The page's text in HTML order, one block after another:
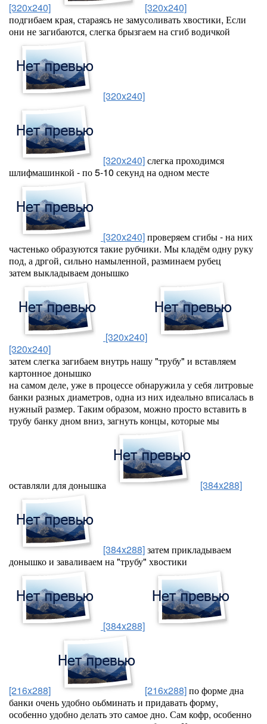
[320x240]
[320x240]
подгибаем края, стараясь не замусоливать хвостики, Если
они не загибаются, слегка брызгаем на сгиб водичкой
[320x240]
[320x240]слегка проходимся
шлифмашинкой - по 5-10 секунд на одном месте
[320x240]проверяем сгибы - на них
частенько образуются такие рубчики. Мы кладём одну руку
под, а дргой, сильно намыленной, разминаем рубец
затем выкладываем донышко
[320x240]
[320x240]
затем слегка загибаем внутрь нашу "трубу" и вставляем
картонное донышко
на самом деле, уже в процессе обнаружила у себя литровые
банки разных диаметров, одна из них идеально вписалась в
нужный размер. Таким образом, можно просто вставить в
трубу банку дном вниз, загнуть концы, которые мы
оставляли для донышка [384x288]
[384x288]затем прикладываем
донышко и заваливаем на "трубу" хвостики
[384x288]
[216x288] [216x288]по форме дна
банки очень удобно оьбминать и придавать форму,
особенно удобно делать это самое дно. Сам кофр, особенно